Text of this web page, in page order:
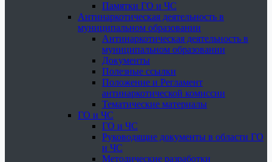
Памятки ГО и ЧС
Антинаркотическая деятельность в
муниципальном образовании
Антинаркотическая деятельность в
муниципальном образовании
Документы
Полезные ссылки
Положение и Регламент
антинаркотической комиссии
Тематические материалы
ГО и ЧС
ГО и ЧС
Руководящие документы в области ГО
и ЧС
Методические разработки